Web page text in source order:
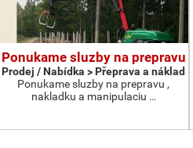
Ponukame sluzby na prepravu
Prodej / Nabídka > Přeprava a náklad
Ponukame sluzby na prepravu ,
nakladku a manipulaciu …